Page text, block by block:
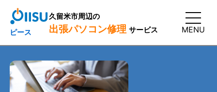
ピース
久留米市周辺の
出張パソコン修理 サービス MENU